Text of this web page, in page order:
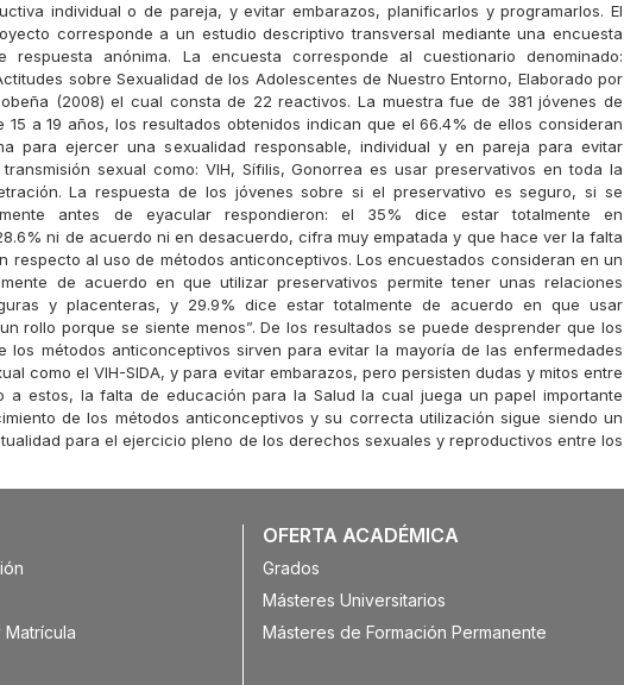
individual o de pareja, y evitar embarazos, planificarlos y programarlos. El
corresponde a un estudio descriptivo transversal mediante una encuesta
respuesta anónima. La encuesta corresponde al cuestionario denominado:
sobre Sexualidad de los Adolescentes de Nuestro Entorno, Elaborado por
(2008) el cual consta de 22 reactivos. La muestra fue de 381 jóvenes de
15 a 19 años, los resultados obtenidos indican que el 66.4% de ellos consideran
para ejercer una sexualidad responsable, individual y en pareja para evitar
sexual como: VIH, Sífilis, Gonorrea es usar preservativos en toda la
La respuesta de los jóvenes sobre si el preservativo es seguro, si se
antes de eyacular respondieron: el 35% dice estar totalmente en
ni de acuerdo ni en desacuerdo, cifra muy empatada y que hace ver la falta
respecto al uso de métodos anticonceptivos. Los encuestados consideran en un
de acuerdo en que utilizar preservativos permite tener unas relaciones
y placenteras, y 29.9% dice estar totalmente de acuerdo en que usar
rollo porque se siente menos”. De los resultados se puede desprender que los
los métodos anticonceptivos sirven para evitar la mayoría de las enfermedades
como el VIH-SIDA, y para evitar embarazos, pero persisten dudas y mitos entre
a estos, la falta de educación para la Salud la cual juega un papel importante
de los métodos anticonceptivos y su correcta utilización sigue siendo un
para el ejercicio pleno de los derechos sexuales y reproductivos entre los
OFERTA ACADÉMICA
Grados
Másteres Universitarios
Másteres de Formación Permanente